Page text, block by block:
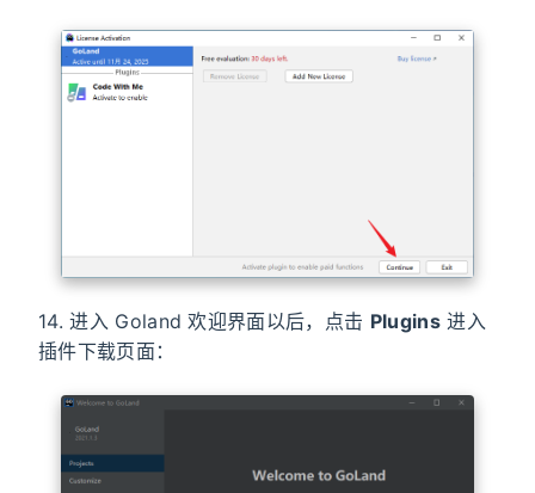
14. 进入 Goland 欢迎界面以后，点击 Plugins进入
插件下载页面：